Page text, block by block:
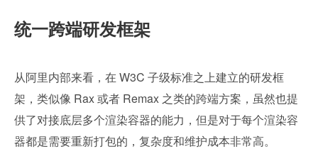
统一跨端研发框架
从阿里内部来看，在 W3C 子级标准之上建立的研发框
架，类似像 Rax 或者 Remax 之类的跨端方案，虽然也提
供了对接底层多个渲染容器的能力，但是对于每个渲染容
器都是需要重新打包的，复杂度和维护成本非常高。